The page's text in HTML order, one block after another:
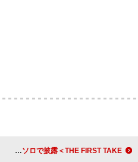
鈴木愛理、『Buono!』の楽曲「初恋サイダー」ソロで披露＜THE FIRST TAKE＞